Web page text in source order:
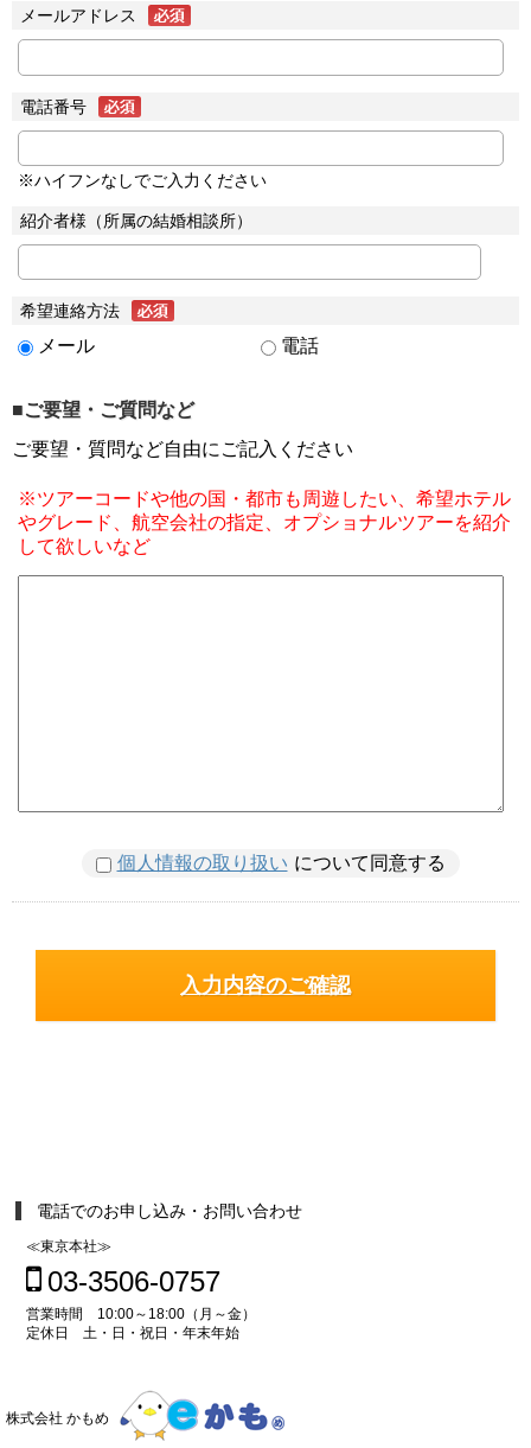
メールアドレス
電話番号
※ハイフンなしでご入力ください
紹介者様（所属の結婚相談所）
希望連絡方法
メール 電話
■ご要望・ご質問など
ご要望・質問など自由にご記入ください
※ツアーコードや他の国・都市も周遊したい、希望ホテル
やグレード、航空会社の指定、オプショナルツアーを紹介
して欲しいなど
個人情報の取り扱い について同意する
電話でのお申し込み・お問い合わせ
≪東京本社≫
03-3506-0757
営業時間 10:00～18:00（月～金）
定休日 土・日・祝日・年末年始
株式会社 かもめ